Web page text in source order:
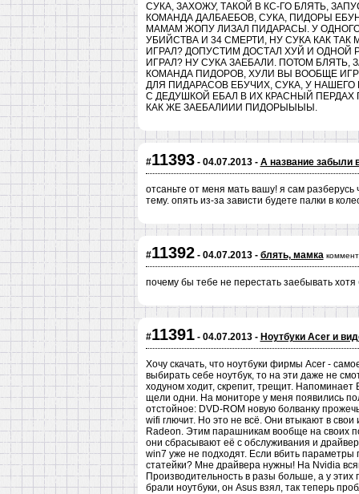
СУКА, ЗАХОЖУ, ТАКОЙ В КС-ГО БЛЯТЬ,
КОМАНДА ДАЛБАЕБОВ, СУКА, ПИДОРЫ
МАМАМ ЖОПУ ЛИЗАЛ ПИДАРАСЫ. У
УБИЙСТВА И 34 СМЕРТИ, НУ СУКА КАК
ИГРАЛ? ДОПУСТИМ ДОСТАЛ ХУЙ И ОДНОЙ
ИГРАЛ? НУ СУКА ЗАЕБАЛИ. ПОТОМ БЛЯТЬ,
КОМАНДА ПИДОРОВ, ХУЛИ ВЫ ВООБЩЕ
ДЛЯ ПИДАРАСОВ ЕБУЧИХ, СУКА, У
С ДЕДУШКОЙ ЕБАЛ В ИХ КРАСНЫЙ
КАК ЖЕ ЗАЕБАЛИИИ ПИДОРЫЫЫЫ.
#11393- 04.07.2013 - А название забыли
отсаньте от меня мать вашу! я сам разберусь
тему. опять из-за зависти будете палки в
#11392- 04.07.2013 - блять, мамка
почему бы тебе не перестать заебывать
#11391- 04.07.2013 - Ноутбуки Acer и
Хочу скачать, что ноутбуки фирмы Acer -
выбирать себе ноутбук, то на эти даже не
ходуном ходит, скрепит, трещит. Напоминает
щели одни. На мониторе у меня появились
отстойное: DVD-ROM новую болванку
wifi глючит. Но это не всё. Они втыкают в
Radeon. Этим парашникам вообще на своих
они сбрасывают её с обслуживания и
win7 уже не подходят. Если вбить параметры
статейки? Мне драйвера нужны! На Nvidia
Производительность в разы больше, а у
брали ноутбуки, он Asus взял, так теперь